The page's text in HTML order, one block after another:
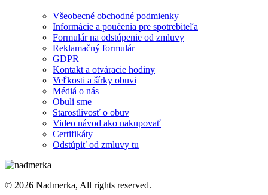
Všeobecné obchodné podmienky
Informácie a poučenia pre spotrebiteľa
Formulár na odstúpenie od zmluvy
Reklamačný formulár
GDPR
Kontakt a otváracie hodiny
Veľkosti a šírky obuvi
Médiá o nás
Obuli sme
Starostlivosť o obuv
Video návod ako nakupovať
Certifikáty
Odstúpiť od zmluvy tu
© 2026 Nadmerka, All rights reserved.